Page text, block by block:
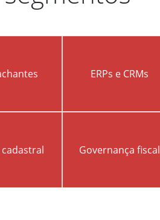
ERPs e CRMs
Governança fiscal